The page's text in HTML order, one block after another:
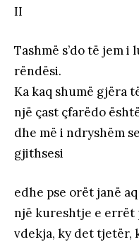
II
Tashmë s’do të jem i
rëndësi.
Ka kaq shumë gjëra
një çast çfarëdo
dhe më i ndryshëm
gjithsesi
edhe pse orët janë
një kureshtje e errët
vdekja, ky det tjetër,